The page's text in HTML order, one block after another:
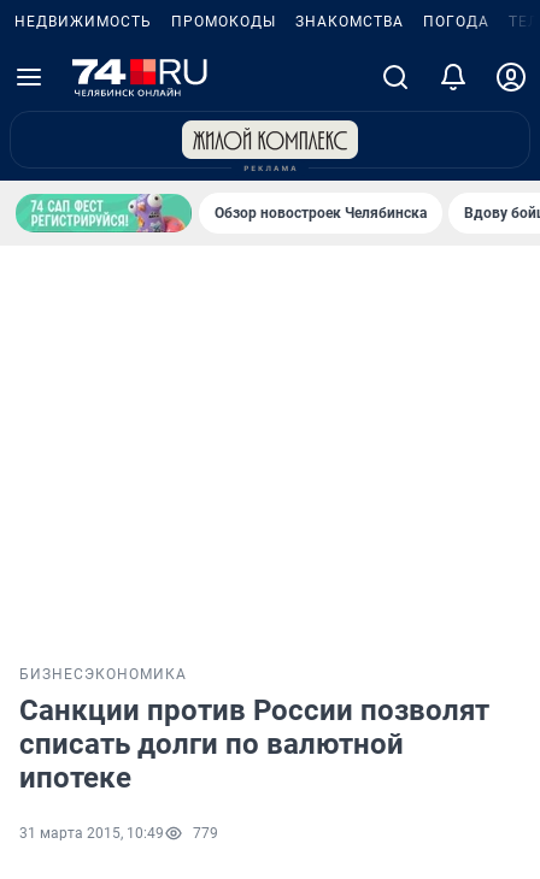
НЕДВИЖИМОСТЬ ПРОМОКОДЫ ЗНАКОМСТВА ПОГОДА
Обзор новостроек Челябинска Вдову
БИЗНЕС ЭКОНОМИКА
Санкции против России позволят
списать долги по валютной
ипотеке
31 марта 2015, 10:49 779